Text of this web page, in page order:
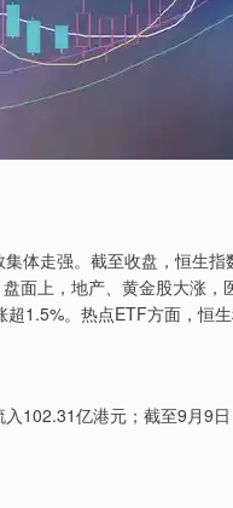
走强。截至收盘，恒生指
面上，地产、黄金股大涨
1.5%。热点ETF方面，恒
亿港元；截至9月9日